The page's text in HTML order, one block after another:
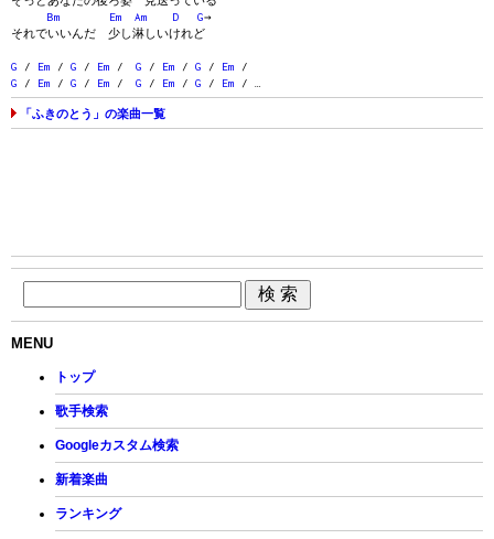
Bm
Em Am D G→
それでいいんだ 少し淋しいけれど
G / Em / G / Em / G / Em / G / Em /
G / Em / G / Em / G / Em / G / Em / …
「ふきのとう」の楽曲一覧
MENU
トップ
歌手検索
Googleカスタム検索
新着楽曲
ランキング